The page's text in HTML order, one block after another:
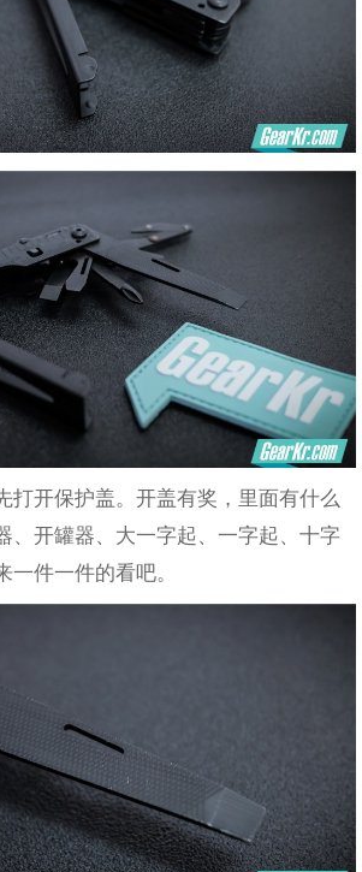
打开保护盖。开盖有奖，里面有什么
、开罐器、大一字起、一字起、十字
件一件的看吧。